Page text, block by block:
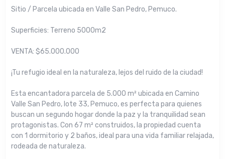
Sitio / Parcela ubicada en Valle San Pedro, Pemuco.
Superficies: Terreno 5000m2
VENTA: $65.000.000
¡Tu refugio ideal en la naturaleza, lejos del ruido de la ciudad!
Esta encantadora parcela de 5.000 m² ubicada en Camino
Valle San Pedro, lote 33, Pemuco, es perfecta para quienes
buscan un segundo hogar donde la paz y la tranquilidad sean
protagonistas. Con 67 m² construidos, la propiedad cuenta
con 1 dormitorio y 2 baños, ideal para una vida familiar relajada,
rodeada de naturaleza.